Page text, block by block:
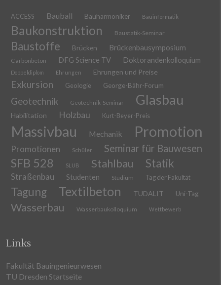
ACCESS Bauball Bauharmoniker Bauinformatik
Baukonstruktion Baustatik-Seminar
Baustoffe Brücken Brückenbausymposium
Carbonbeton DFG Science TV Doktorandenkolloquium
Doppeldiplom Ehrungen Ehrungen und Preise
Exkursion Geologie George-Bähr-Forum
Geotechnik Geotechnik-Seminar Glasbau
Habilitation Holzbau Kurt-Beyer-Preis
Massivbau Mechanik Promotion
Promotionen Schüler Seminar für Bauwesen
SFB 528 SLUB Stahlbau Statik
Straßenbau Studenten Studium Tag der Fakultät
Tagung Textilbeton TUDALIT Uni-Tag
Wasserbau Wasserbaukolloquium Wettbewerb
Links
Fakultät Bauingenieurwesen
TU Dresden Startseite